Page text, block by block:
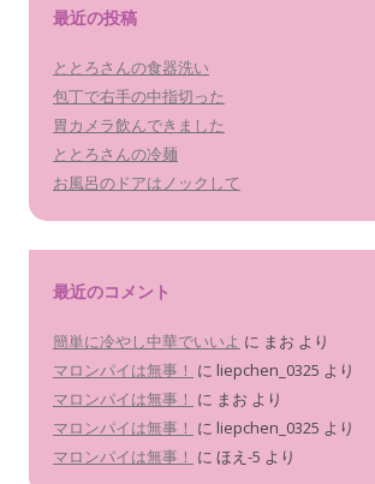
最近の投稿
ととろさんの食器洗い
包丁で右手の中指切った
胃カメラ飲んできました
ととろさんの冷麺
お風呂のドアはノックして
最近のコメント
簡単に冷やし中華でいいよ に まお より
マロンパイは無事！ に liepchen_0325 より
マロンパイは無事！ に まお より
マロンパイは無事！ に liepchen_0325 より
マロンパイは無事！ に ほえ-5 より